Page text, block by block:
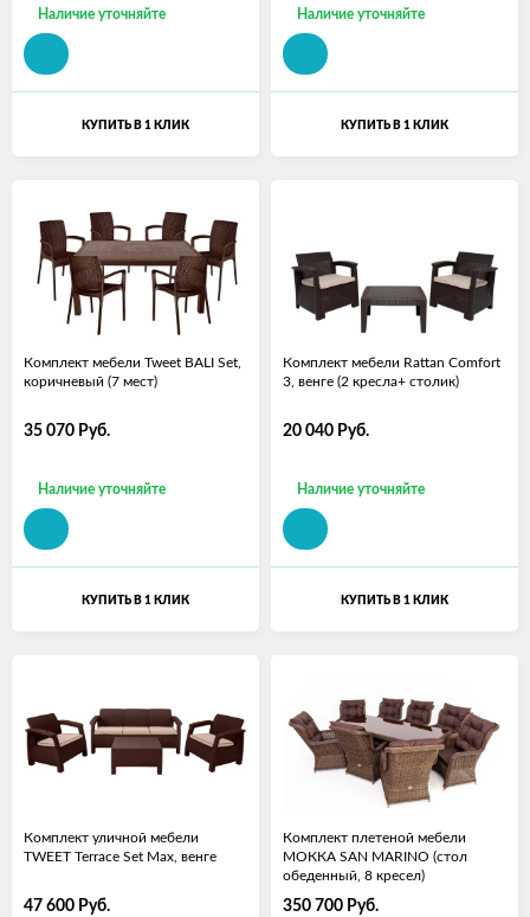
Наличие уточняйте
КУПИТЬ В 1 КЛИК
Наличие уточняйте
КУПИТЬ В 1 КЛИК
Комплект мебели Tweet BALI Set,
коричневый (7 мест)
35 070 Руб.
Наличие уточняйте
КУПИТЬ В 1 КЛИК
Комплект мебели Rattan Comfort
3, венге (2 кресла+ столик)
20 040 Руб.
Наличие уточняйте
КУПИТЬ В 1 КЛИК
Комплект уличной мебели
TWEET Terrace Set Max, венге
47 600 Руб.
Комплект плетеной мебели
МОККА SAN MARINO (стол
обеденный, 8 кресел)
350 700 Руб.